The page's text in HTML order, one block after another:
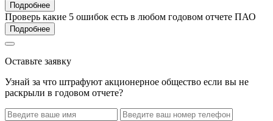
Подробнее
Проверь какие 5 ошибок есть в любом годовом отчете ПАО
Подробнее
Оставьте заявку
Узнай за что штрафуют акционерное общество если вы не
раскрыли в годовом отчете?